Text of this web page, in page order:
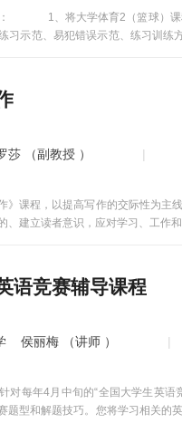
1、将大学体育2（篮球）课程
习示范、易犯错误示范、练习训
4部分进行了详细基础战术配合的
源共享。二、课程的亮点与优势
课程中技术动作的徒手练习方法、
课程中线上的选修内容为每个学生
技术动作、技战术配合，增强了
课程。教师通过高水平高质
挖掘等信息技术，制定明确可行的
莎 （副教授 ）
》课程，以提高写作的交际性为主
、建立读者意识，应对学习、工作
语竞赛辅导课程
侯丽梅 （讲师 ）
对每年4月中旬的“全国大学生英
题型和解题技巧。您将学习相关的